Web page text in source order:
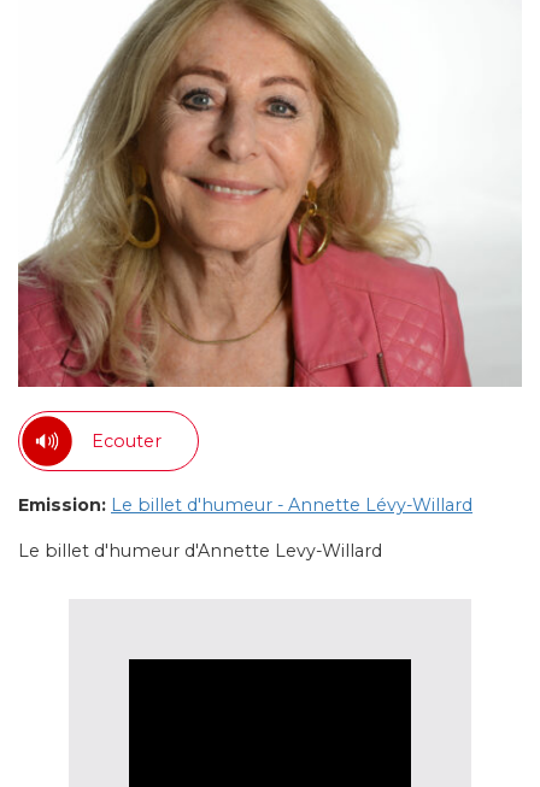
Ecouter
Emission: Le billet d'humeur - Annette Lévy-Willard
Le billet d'humeur d'Annette Levy-Willard